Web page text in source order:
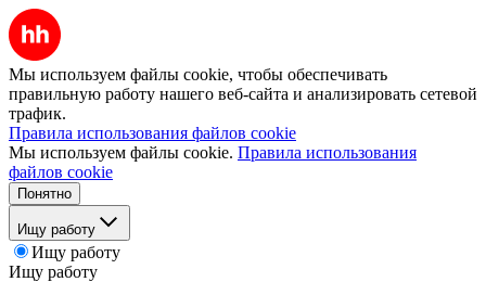
Мы используем файлы cookie, чтобы обеспечивать
правильную работу нашего веб-сайта и анализировать сетевой
трафик.
Правила использования файлов cookie
Мы используем файлы cookie. Правила использования
файлов cookie
Понятно
Ищу работу
Ищу работу
Ищу работу